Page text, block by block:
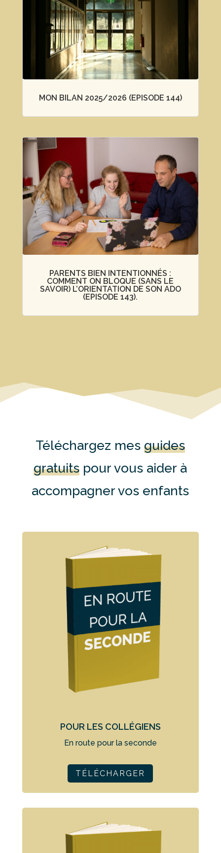
MON BILAN 2025/2026 (EPISODE 144)
PARENTS BIEN INTENTIONNÉS :
COMMENT ON BLOQUE (SANS LE
SAVOIR) L’ORIENTATION DE SON ADO
(EPISODE 143).
Téléchargez mesguides
gratuits pour vous aider à
accompagner vos enfants
POUR LES COLLÉGIENS
En route pour la seconde
TÉLÉCHARGER